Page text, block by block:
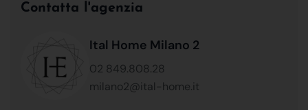
Contatta l'agenzia
Ital Home Milano 2
02 849.808.28
milano2@ital-home.it